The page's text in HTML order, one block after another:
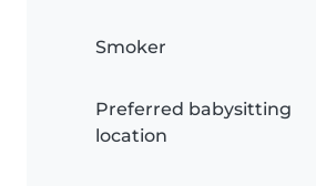
Smoker
Preferred babysitting
location